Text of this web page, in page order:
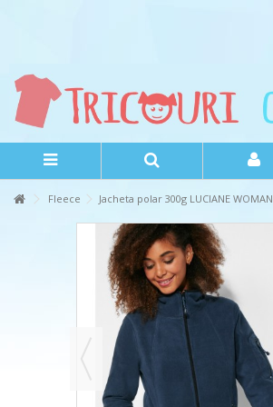
Fleece Jacheta polar 300g LUCIANE WOMAN